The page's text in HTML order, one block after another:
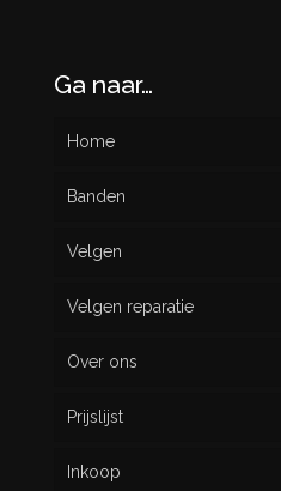
Ga naar…
Home
Banden
Nieuw
Gebruikt
Velgen
Velgen reparatie
Over ons
Prijslijst
Inkoop